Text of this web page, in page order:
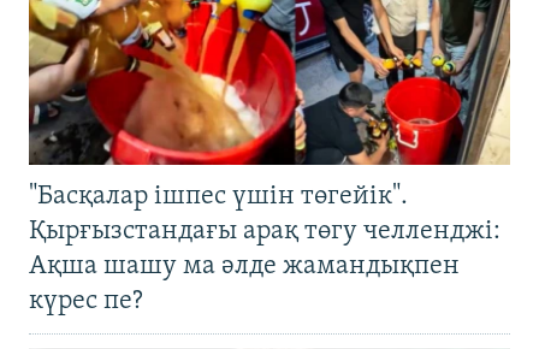
"Басқалар ішпес үшін төгейік".
Қырғызстандағы арақ төгу челленджі:
Ақша шашу ма әлде жамандықпен
күрес пе?